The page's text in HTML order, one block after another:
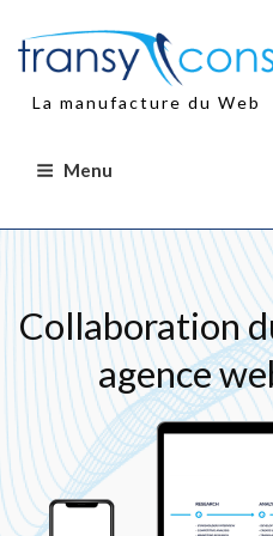
contenu
principalLa manufacture du Web
Menu
Collaboration
agence